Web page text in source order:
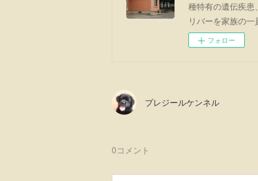
種特有の遺伝疾患
リバーを家族の一
フォロー
プレジールケンネル
0コメント